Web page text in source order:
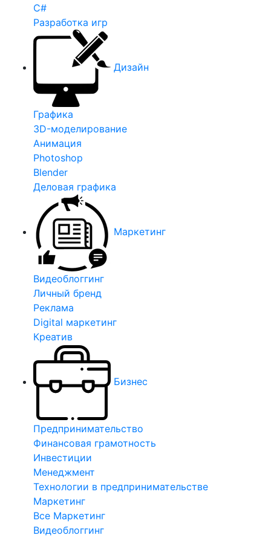
C#
Разработка игр
Дизайн
Графика
3D-моделирование
Анимация
Photoshop
Blender
Деловая графика
Маркетинг
Видеоблоггинг
Личный бренд
Реклама
Digital маркетинг
Креатив
Бизнес
Предпринимательство
Финансовая грамотность
Инвестиции
Менеджмент
Технологии в предпринимательстве
Маркетинг
Все Маркетинг
Видеоблоггинг